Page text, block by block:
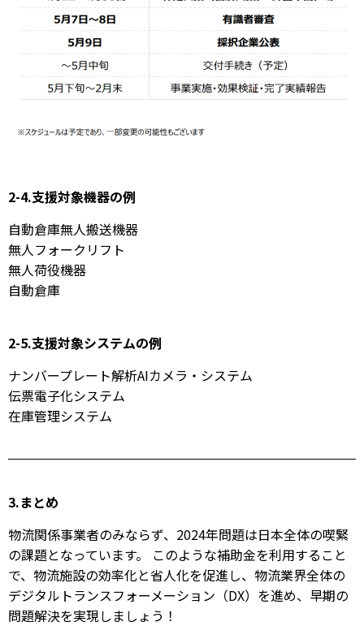
2-4.支援対象機器の例
自動倉庫無人搬送機器
無人フォークリフト
無人荷役機器
自動倉庫
2-5.支援対象システムの例
ナンバープレート解析AIカメラ・システム
伝票電子化システム
在庫管理システム
3.まとめ
物流関係事業者のみならず、2024年問題は日本全体の喫緊
の課題となっています。 このような補助金を利用すること
で、物流施設の効率化と省人化を促進し、物流業界全体の
デジタルトランスフォーメーション（DX）を進め、早期の
問題解決を実現しましょう！